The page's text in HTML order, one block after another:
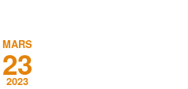
MARS
23
2023